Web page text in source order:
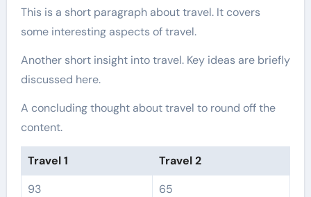
This is a short paragraph about travel. It covers
some interesting aspects of travel.
Another short insight into travel. Key ideas are briefly
discussed here.
A concluding thought about travel to round off the
content.
Travel 1
Travel 2
93
65